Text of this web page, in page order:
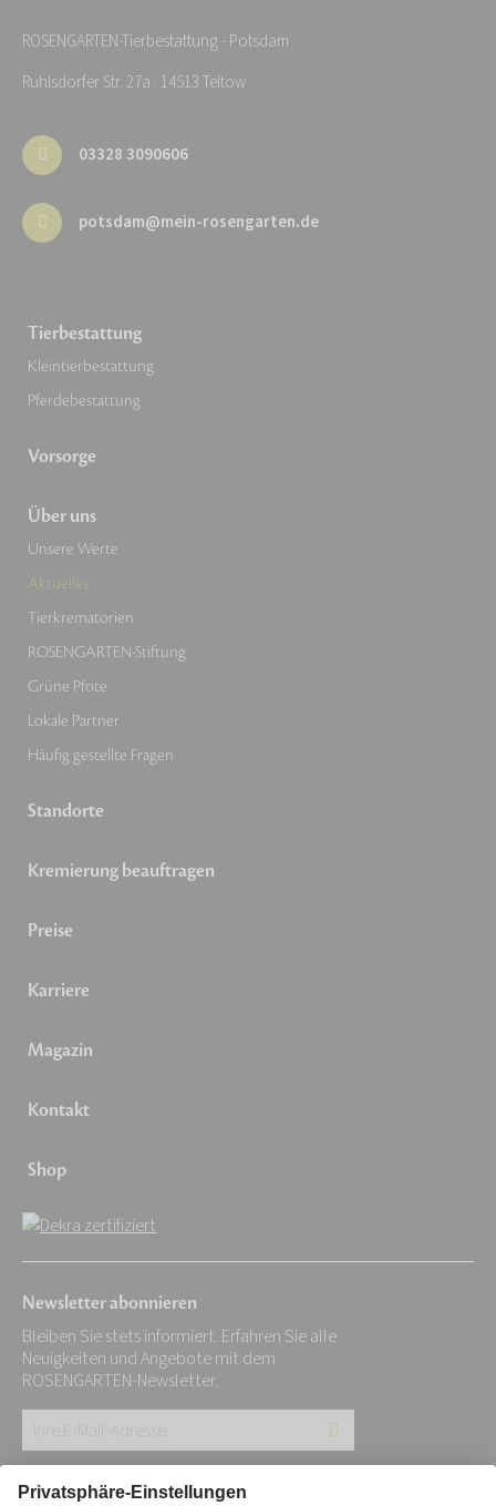
ROSENGARTEN-Tierbestattung - Potsdam
Ruhlsdorfer Str. 27a · 14513 Teltow
03328 3090606
potsdam@mein-rosengarten.de
Tierbestattung
Kleintierbestattung
Pferdebestattung
Vorsorge
Über uns
Unsere Werte
Aktuelles
Tierkrematorien
ROSENGARTEN-Stiftung
Grüne Pfote
Lokale Partner
Häufig gestellte Fragen
Standorte
Kremierung beauftragen
Preise
Karriere
Magazin
Kontakt
Shop
Newsletter abonnieren
Bleiben Sie stets informiert. Erfahren Sie alle
Neuigkeiten und Angebote mit dem
ROSENGARTEN-Newsletter.
E-
Mail-